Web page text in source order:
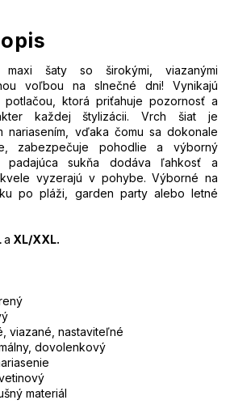
maxi šaty so širokými, viazanými
voľbou na slnečné dni! Vynikajú
potlačou, ktorá priťahuje pozornosť a
každej štylizácii. Vrch šiat je
nariasením, vďaka čomu sa dokonale
zabezpečuje pohodlie a výborný
padajúca sukňa dodáva ľahkosť a
vyzerajú v pohybe. Výborné na
po pláži, garden party alebo letné
a XL/XXL.
viazané, nastaviteľné
dovolenkový
materiál